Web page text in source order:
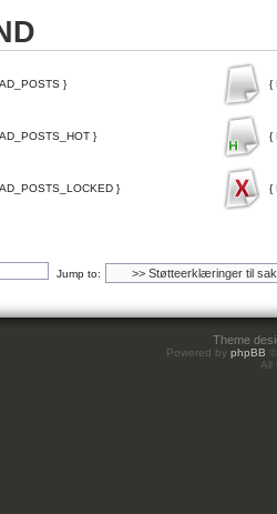
} {
} {
} {
Jump to:
Theme
Powered by phpBB
All